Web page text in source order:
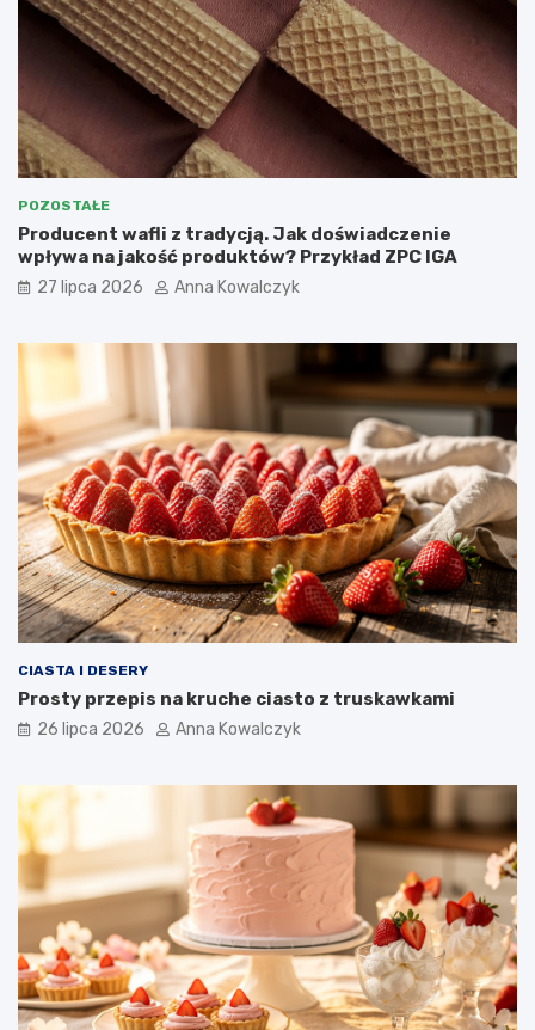
POZOSTAŁE
Producent wafli z tradycją. Jak doświadczenie
wpływa na jakość produktów? Przykład ZPC IGA
27 lipca 2026 Anna Kowalczyk
CIASTA I DESERY
Prosty przepis na kruche ciasto z truskawkami
26 lipca 2026 Anna Kowalczyk